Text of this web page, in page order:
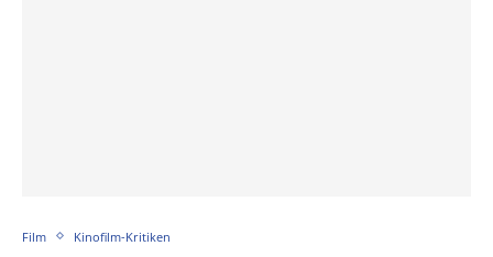
Film Kinofilm-Kritiken